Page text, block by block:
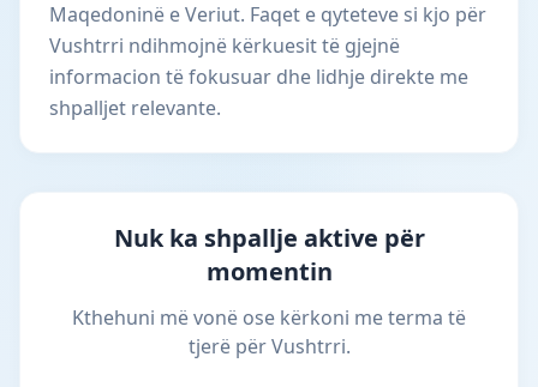
Maqedoninë e Veriut. Faqet e qyteteve si kjo për
Vushtrri ndihmojnë kërkuesit të gjejnë
informacion të fokusuar dhe lidhje direkte me
shpalljet relevante.
Nuk ka shpallje aktive për
momentin
Kthehuni më vonë ose kërkoni me terma të
tjerë për Vushtrri.